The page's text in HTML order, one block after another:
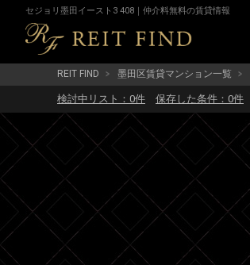
セジョリ墨田イースト3 408｜仲介料無料の賃貸情報
REIT FIND 墨田区賃貸マンション一覧
検討中リスト： 0件 保存した条件： 0件